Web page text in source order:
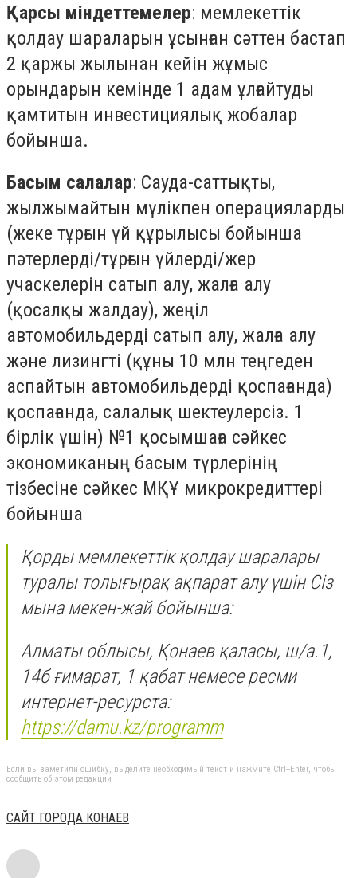
Қарсы міндеттемелер: мемлекеттік
қолдау шараларын ұсынған сәттен бастап
2 қаржы жылынан кейін жұмыс
орындарын кемінде 1 адам ұлғайтуды
қамтитын инвестициялық жобалар
бойынша.
Басым салалар: Сауда-саттықты,
жылжымайтын мүлікпен операцияларды
(жеке тұрғын үй құрылысы бойынша
пәтерлерді/тұрғын үйлерді/жер
учаскелерін сатып алу, жалға алу
(қосалқы жалдау), жеңіл
автомобильдерді сатып алу, жалға алу
және лизингті (құны 10 млн теңгеден
аспайтын автомобильдерді қоспағанда)
қоспағанда, салалық шектеулерсіз. 1
бірлік үшін) №1 қосымшаға сәйкес
экономиканың басым түрлерінің
тізбесіне сәйкес МҚҰ микрокредиттері
бойынша
Қорды мемлекеттік қолдау шаралары
туралы толығырақ ақпарат алу үшін Сіз
мына мекен-жай бойынша:
Алматы облысы, Қонаев қаласы, ш/а.1,
14б ғимарат, 1 қабат немесе ресми
интернет-ресурста:
https://damu.kz/programm
Если вы заметили ошибку, выделите необходимый текст и нажмите Ctrl+Enter, чтобы
сообщить об этом редакции
САЙТ ГОРОДА КОНАЕВ